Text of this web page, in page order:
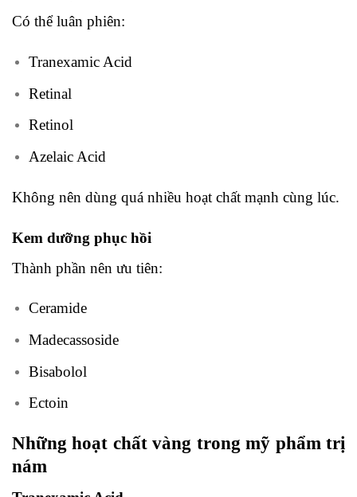
Có thể luân phiên:
Tranexamic Acid
Retinal
Retinol
Azelaic Acid
Không nên dùng quá nhiều hoạt chất mạnh cùng lúc.
Kem dưỡng phục hồi
Thành phần nên ưu tiên:
Ceramide
Madecassoside
Bisabolol
Ectoin
Những hoạt chất vàng trong mỹ phẩm trị
nám